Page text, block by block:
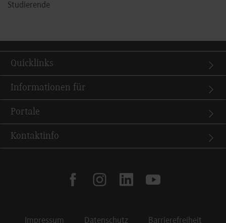
Studierende
Quicklinks
Informationen für
Portale
Kontaktinfo
facebookinstagramlinkedin youtube